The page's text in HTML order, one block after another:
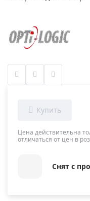
Цена действительна
отличаться от цен в
Снят с